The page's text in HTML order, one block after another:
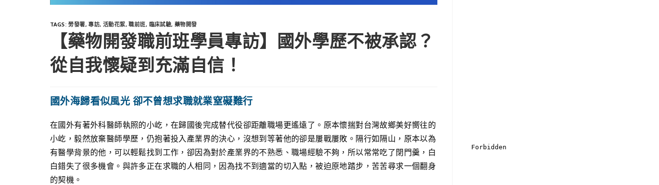
TAGS:勞發署, 專訪, 活動花絮, 職前班, 臨床試驗, 藥物開發
【藥物開發職前班學員專訪】國外學歷不被承認？
從自我懷疑到充滿自信！
​國外海歸看似風光 卻不曾想求職就業窒礙難行​
在國外有著外科醫師執照的小屹，在歸國後完成替代役卻距離職場更遙遠了。原本懷揣對台灣故鄉美好嚮往的
小屹，毅然放棄醫師學歷，仍抱著投入產業界的決心，沒想到等著他的卻是屢戰屢敗。隔行如隔山，原本以為
有醫學背景的他，可以輕鬆找到工作，卻因為對於產業界的不熟悉、職場經驗不夠，所以常常吃了閉門羹，白
白錯失了很多機會。與許多正在求職的人相同，因為找不到適當的切入點，被迫原地踏步，苦苦尋求一個翻身
的契機。​​